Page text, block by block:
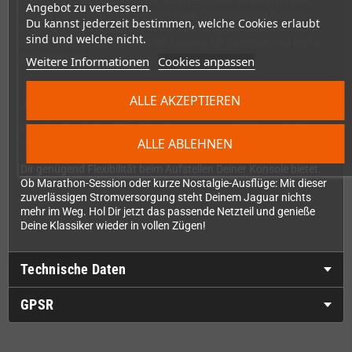
Angebot zu verbessern.
Du kannst jederzeit bestimmen, welche Cookies erlaubt
sind und welche nicht.
Weitere Informationen Cookies anpassen
ALLE ABLEHNEN
ALLE AKZEPTIEREN
Einfach anschließen und schon kann Deine Gaming-Session
beginnen. Die Kompatibilität mit allen Jaguar-Modellen macht
dieses Netzteil zur universellen Lösung für Sammler und Retro-
Enthusiasten.
Zuverlässig und langlebig konstruiert
Gaming-Spaß ohne Unterbrechung – genau dafür wurde dieses
Netzteil entwickelt. Die robuste Verarbeitung sorgt für
Ob Marathon-Session oder kurze Nostalgie-Ausflüge: Mit dieser
zuverlässigen Stromversorgung steht Deinem Jaguar nichts
mehr im Weg. Hol Dir jetzt das passende Netzteil und genieße
Deine Klassiker wieder in vollen Zügen!
Technische Daten
GPSR